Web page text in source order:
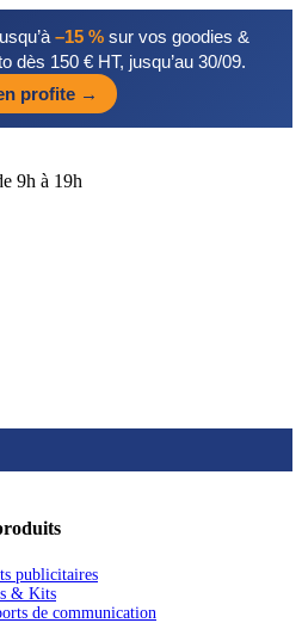
–15 %sur vos goodies &
150 € HT, jusqu’au 30/09.
profite →
9h à 19h
publicitaires
& Kits
de communication